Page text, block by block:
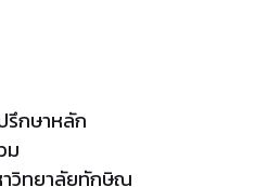
รึกษาหลัก
ม
าวิทยาลัยทักษิณ